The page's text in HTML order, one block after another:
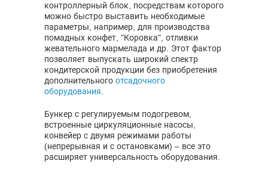
контроллерный блок, посредствам которого
можно быстро выставить необходимые
параметры, например, для производства
помадных конфет, "Коровка", отливки
жевательного мармелада и др. Этот фактор
позволяет выпускать широкий спектр
кондитерской продукции без приобретения
дополнительного отсадочного
оборудования
Бункер с регулируемым подогревом,
встроенные циркуляционные насосы,
конвейер с двумя режимами работы
(непрерывная и с остановками) – все это
расширяет универсальность оборудования.